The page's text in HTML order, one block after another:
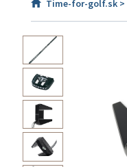
Time-for-golf.sk >